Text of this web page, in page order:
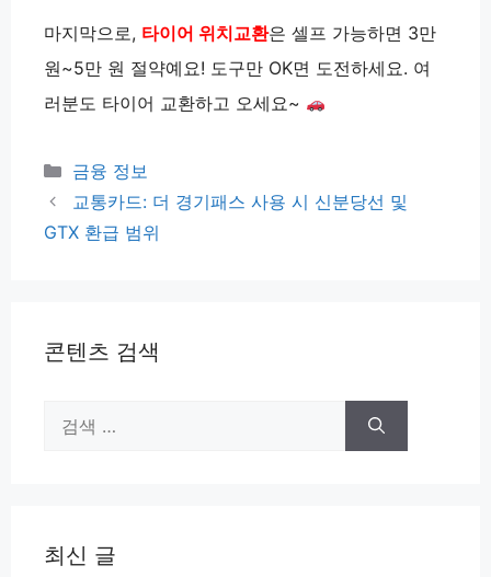
마지막으로, 타이어 위치교환은 셀프 가능하면 3만
원~5만 원 절약예요! 도구만 OK면 도전하세요. 여
러분도 타이어 교환하고 오세요~
카
테
고
리
금융 정보
교통카드: 더 경기패스 사용 시 신분당선 및
GTX 환급 범위
콘텐츠 검색
최신 글